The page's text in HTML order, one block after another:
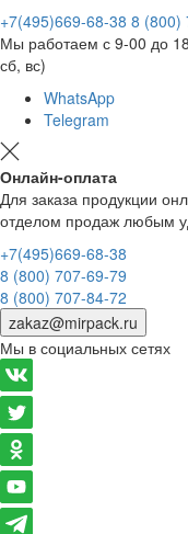
+7(495)669-68-38 8 (800)
Мы работаем с 9-00 до
сб, вс)
WhatsApp
Telegram
Онлайн-оплата
Для заказа продукции
отделом продаж любым
+7(495)669-68-38
8 (800) 707-69-79
8 (800) 707-84-72
zakaz@mirpack.ru
Мы в социальных сетях